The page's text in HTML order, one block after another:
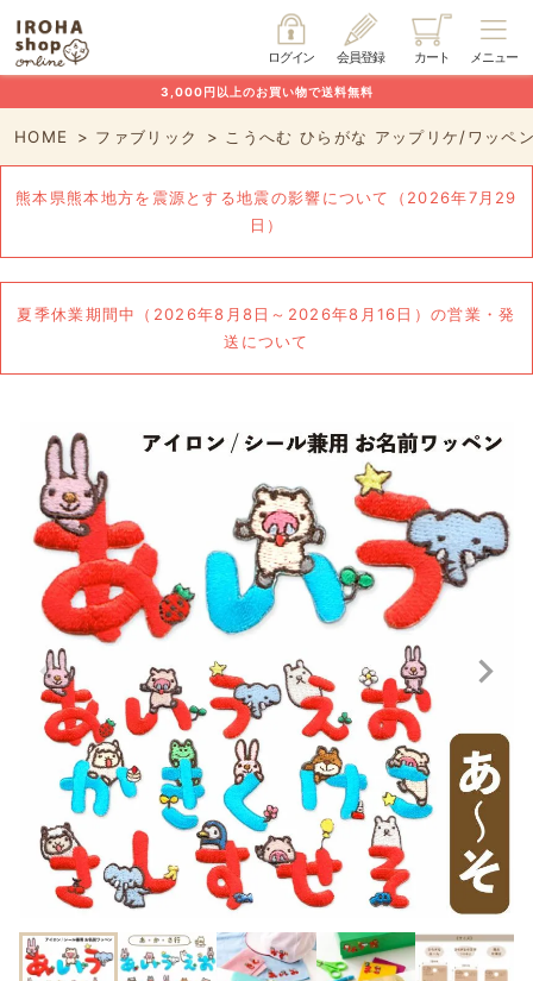
メニュー
カート
会員登録
ログイン
3,000円以上のお買い物で送料無料
HOME ファブリック こうへむ ひらがな アップリケ/ワッペ
熊本県熊本地方を震源とする地震の影響について（2026年7月29
日）
夏季休業期間中（2026年8月8日～2026年8月16日）の営業・発
送について